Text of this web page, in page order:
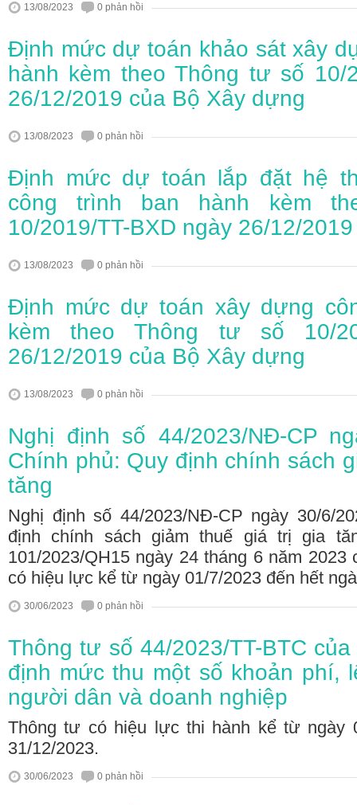
13/08/2023 0 phản hồi
Định mức dự toán khảo sát xây
hành kèm theo Thông tư số 10/
26/12/2019 của Bộ Xây dựng
13/08/2023 0 phản hồi
Định mức dự toán lắp đặt hệ
công trình ban hành kèm
10/2019/TT-BXD ngày 26/12/
13/08/2023 0 phản hồi
Định mức dự toán xây dựng
kèm theo Thông tư số 10/
26/12/2019 của Bộ Xây dựng
13/08/2023 0 phản hồi
Nghị định số 44/2023/NĐ-CP
Chính phủ: Quy định chính sách
tăng
Nghị định số 44/2023/NĐ-CP ngày 30/6/
định chính sách giảm thuế giá trị gia
101/2023/QH15 ngày 24 tháng 6 năm 2023
có hiệu lực kể từ ngày 01/7/2023 đến hết
30/06/2023 0 phản hồi
Thông tư số 44/2023/TT-BTC
định mức thu một số khoản phí,
người dân và doanh nghiệp
Thông tư có hiệu lực thi hành kể từ ngày
31/12/2023.
30/06/2023 0 phản hồi